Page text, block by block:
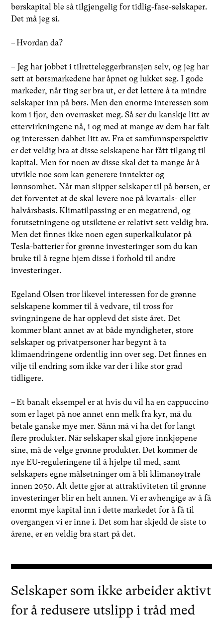
børskapital ble så tilgjengelig for tidlig-fase-selskaper.
Det må jeg si.
– Hvordan da?
– Jeg har jobbet i tilretteleggerbransjen selv, og jeg har
sett at børsmarkedene har åpnet og lukket seg. I gode
markeder, når ting ser bra ut, er det lettere å ta mindre
selskaper inn på børs. Men den enorme interessen som
kom i fjor, den overrasket meg. Så ser du kanskje litt av
ettervirkningene nå, i og med at mange av dem har falt
og interessen dabbet litt av. Fra et samfunnsperspektiv
er det veldig bra at disse selskapene har fått tilgang til
kapital. Men for noen av disse skal det ta mange år å
utvikle noe som kan generere inntekter og
lønnsomhet. Når man slipper selskaper til på børsen, er
det forventet at de skal levere noe på kvartals- eller
halvårsbasis. Klimatilpassing er en megatrend, og
forutsetningene og utsiktene er relativt sett veldig bra.
Men det finnes ikke noen egen superkalkulator på
Tesla-batterier for grønne investeringer som du kan
bruke til å regne hjem disse i forhold til andre
investeringer.
Egeland Olsen tror likevel interessen for de grønne
selskapene kommer til å vedvare, til tross for
svingningene de har opplevd det siste året. Det
kommer blant annet av at både myndigheter, store
selskaper og privatpersoner har begynt å ta
klimaendringene ordentlig inn over seg. Det finnes en
vilje til endring som ikke var der i like stor grad
tidligere.
– Et banalt eksempel er at hvis du vil ha en cappuccino
som er laget på noe annet enn melk fra kyr, må du
betale ganske mye mer. Sånn må vi ha det for langt
flere produkter. Når selskaper skal gjøre innkjøpene
sine, må de velge grønne produkter. Det kommer de
nye EU-reguleringene til å hjelpe til med, samt
selskapers egne målsetninger om å bli klimanøytrale
innen 2050. Alt dette gjør at attraktiviteten til grønne
investeringer blir en helt annen. Vi er avhengige av å få
enormt mye kapital inn i dette markedet for å få til
overgangen vi er inne i. Det som har skjedd de siste to
årene, er en veldig bra start på det.
Selskaper som ikke arbeider aktivt
for å redusere utslipp i tråd med